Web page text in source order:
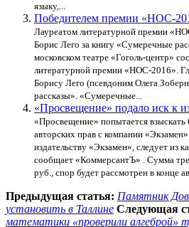
языку,...
Победителем премии «НОС-
Лауреатом литературной премии
Борис Лего за книгу «Сумеречные
московском театре «Гоголь-центр»
литературной премии «НОС-2016».
Борису Лего (псевдоним Олега
рассказы». «Сумеречные...
«Просвещение» подало иск к
«Просвещение» попытается
авторских прав с компании
издательству «Экзамен», следует из
сообщает «КоммерсантЪ» . Сумма
руб., спор будет рассмотрен в конце
Предыдущая статья: Памятник
установить в Таллине Следующая
математики «проверили алгеброй»